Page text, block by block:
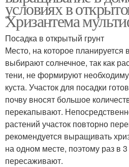
условиях в
Хризантема
Посадка в открытый грунт
Место, на которое планируется
выбирают солнечное, так как
тени, не формируют
куста. Участок для посадки
почву вносят большое
перекапывают.
растений участок повторно
рекомендуется выращивать
на одном месте, поэтому раз в
пересаживают.